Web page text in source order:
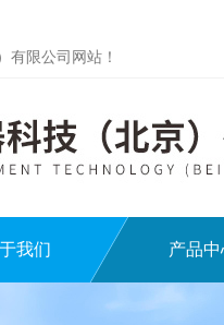
有限公司网站！
我们 产品中